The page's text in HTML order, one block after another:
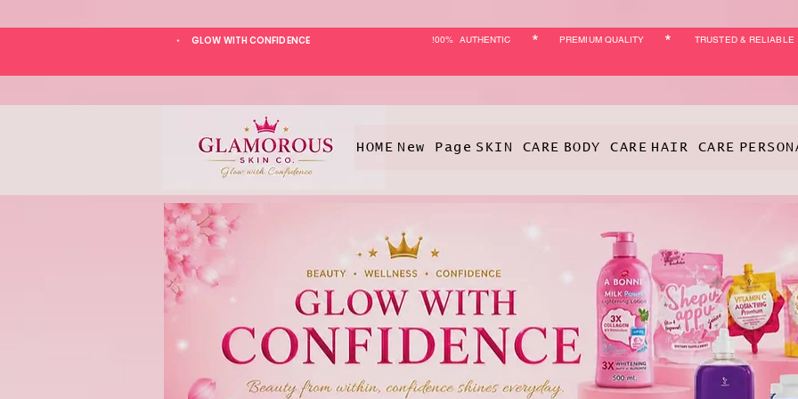
GLOW WITH CONFIDENCE !00% AUTHENTIC
* PREMIUM QUALITY TRUSTED & RELIABLE
* *
HOME New Page SKIN CARE BODY CARE HAIR CARE